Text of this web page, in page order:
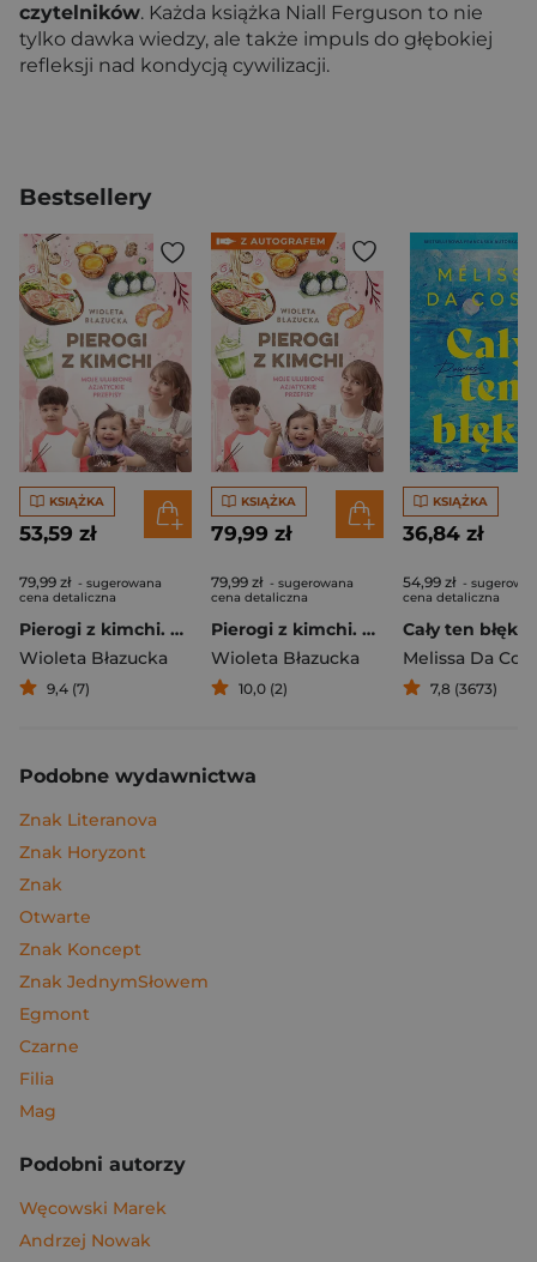
czytelników. Każda książka Niall Ferguson to nie
tylko dawka wiedzy, ale także impuls do głębokiej
refleksji nad kondycją cywilizacji.
Bestsellery
KSIĄŻKA
53,59 zł
79,99 zł - sugerowana
cena detaliczna
Pierogi z kimchi. Moje ulubione azjatyckie przepisy
Wioleta Błazucka
9,4 (7)
KSIĄŻKA
79,99 zł
79,99 zł - sugerowana
cena detaliczna
Pierogi z kimchi. Moje ulubione azjatyckie przepisy - książka z autografem
Wioleta Błazucka
10,0 (2)
KSIĄŻKA
36,84 zł
54,99 zł -
cena detaliczna
Cały ten błękit
Melissa Da
7,8 (3673)
Podobne wydawnictwa
Znak Literanova
Znak Horyzont
Znak
Otwarte
Znak Koncept
Znak JednymSłowem
Egmont
Czarne
Filia
Mag
Podobni autorzy
Węcowski Marek
Andrzej Nowak